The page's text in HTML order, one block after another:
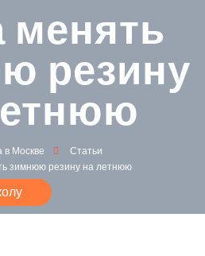
менять
резину
в Москве
Статьи
зимнюю резину на летнюю